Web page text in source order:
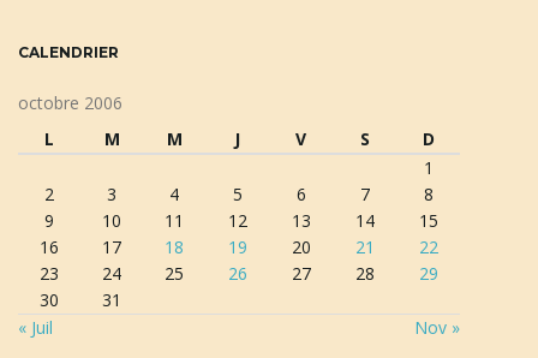
c
CALENDRIER
octobre 2006
L
M M J V S D
« Juil Nov »
1
2
3 4 5 6 7
8
9
10 11 12 13 14
15
16
17 18 19 20 21
22
23
24 25 26 27 28
29
30
31